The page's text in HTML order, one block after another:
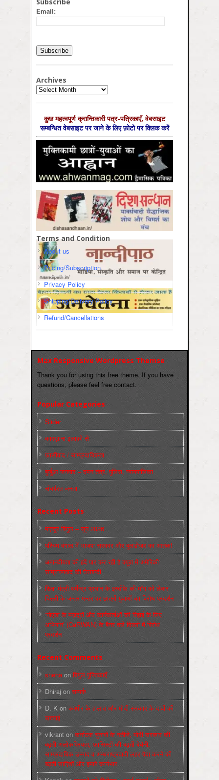
Email:
Archives
Archives
कुछ महत्‍वपूर्ण क्रान्तिकारी पत्र-पत्रिकाएँ, वेबसाइट
सम्‍बन्धित वेबसाइट पर जाने के लिए फ़ोटो पर क्लिक करें
Terms and Condition
About us
Pricing/Subscription
Privacy Policy
Shipping/Delivery Policy
Refund/Cancellations
Max Responsive Wordpress Themse
Thank you for using this free theme. If you have
questions, please feel free contact.
Popular Categories
Slider
कारख़ाना इलाक़ों से
फ़ासीवाद / साम्‍प्रदायिकता
बुर्जुआ जनवाद – दमन तंत्र, पुलिस, न्‍यायपालिका
संघर्षरत जनता
Recent Posts
मज़दूर बिगुल – जून 2026
पश्चिम बंगाल में भाजपा सरकार और बुलडोज़र का आतंक!
अमानवीयता की हदें पार कर रही है क्यूबा में अमेरिकी
साम्राज्यवाद की घेराबन्दी
शिक्षा मंत्री धर्मेन्द्र प्रधान के इस्तीफ़े की माँग को लेकर
दिल्ली के जन्तर-मन्तर पर छात्रों-युवाओं का विरोध प्रदर्शन
‘नोएडा के मज़दूरों और कार्यकर्ताओं की रिहाई के लिए
अभियान’ (CaRWAN) के बैनर तले दिल्ली में विरोध
प्रदर्शन
Recent Comments
sneha on बिगुल पुस्तिकाएँ
Dhiraj on सम्पर्क
D. K on कश्मीर के हालात और मोदी सरकार के दावों की
सच्चाई
vikrant onकर्नाटक चुनावों के नतीजे, मोदी सरकार की
बढ़ती अलोकप्रियता, फ़ासिस्टों की बढ़ती बेचैनी,
साम्प्रदायिक उन्माद व अन्धराष्ट्रवादी लहर पैदा करने की
बढ़ती साज़िशें और हमारे कार्यभार